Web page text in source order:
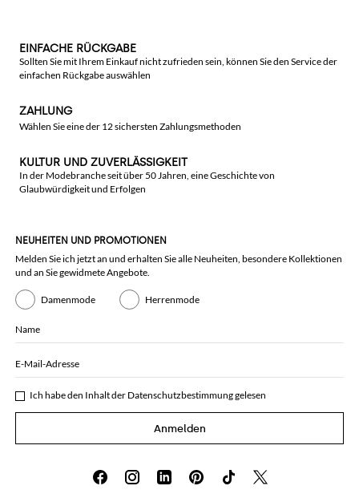
EINFACHE RÜCKGABE
Sollten Sie mit Ihrem Einkauf nicht zufrieden sein, können Sie den Service der
einfachen Rückgabe auswählen
ZAHLUNG
Wählen Sie eine der 12 sichersten Zahlungsmethoden
KULTUR UND ZUVERLÄSSIGKEIT
In der Modebranche seit über 50 Jahren, eine Geschichte von
Glaubwürdigkeit und Erfolgen
NEUHEITEN UND PROMOTIONEN
Melden Sie ich jetzt an und erhalten Sie alle Neuheiten, besondere Kollektionen
und an Sie gewidmete Angebote.
Damenmode Herrenmode
Name
E-Mail-Adresse
Ich habe den Inhalt der Datenschutzbestimmunggelesen
Anmelden